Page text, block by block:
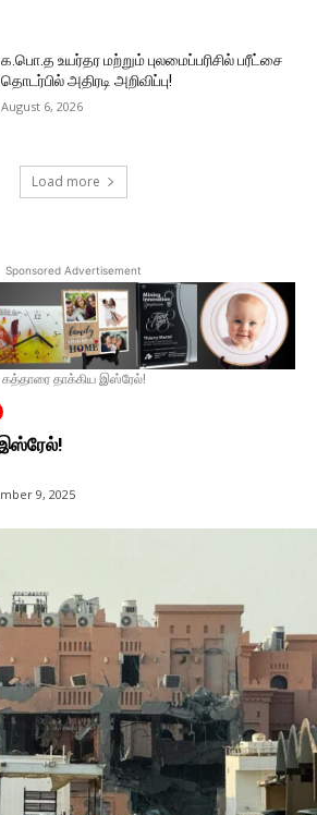
க.பொ.த உயர்தர மற்றும் புலமைப்பரிசில் பரீட்சை
தொடர்பில் அதிரடி அறிவிப்பு!
August 6, 2026
Load more